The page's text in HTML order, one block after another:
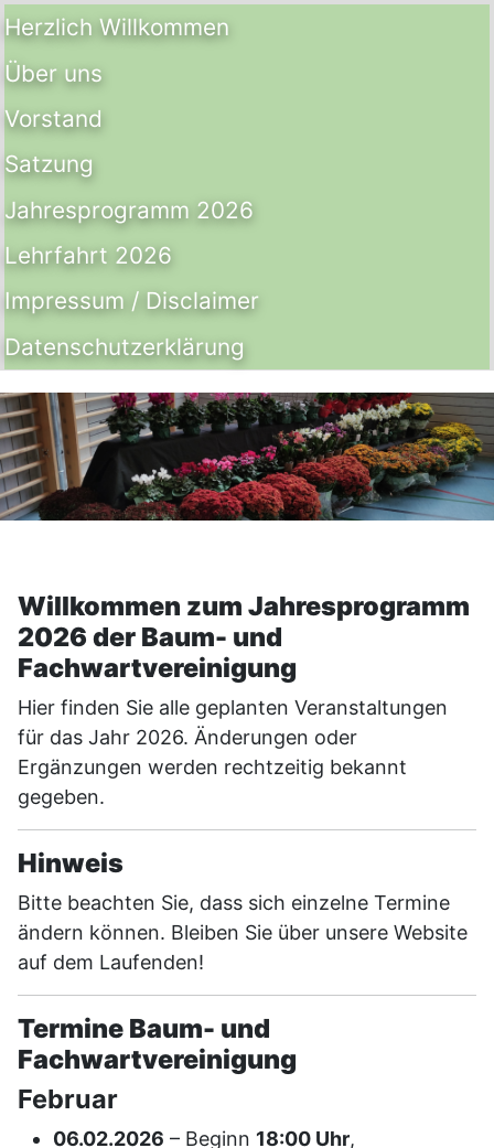
Herzlich Willkommen
Über uns
Vorstand
Satzung
Jahresprogramm 2026
Lehrfahrt 2026
Impressum / Disclaimer
Datenschutz­erklärung
Willkommen zum Jahresprogramm
2026 der Baum- und
Fachwartvereinigung
Hier finden Sie alle geplanten Veranstaltungen
für das Jahr 2026. Änderungen oder
Ergänzungen werden rechtzeitig bekannt
gegeben.
Hinweis
Bitte beachten Sie, dass sich einzelne Termine
ändern können. Bleiben Sie über unsere Website
auf dem Laufenden!
Termine Baum- und
Fachwartvereinigung
Februar
06.02.2026 – Beginn 18:00 Uhr,